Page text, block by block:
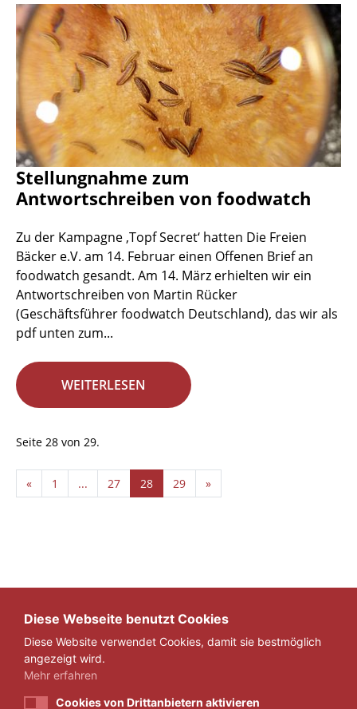
Stellungnahme zum
Antwortschreiben von foodwatch
Zu der Kampagne ‚Topf Secret‘ hatten Die Freien
Bäcker e.V. am 14. Februar einen Offenen Brief an
foodwatch gesandt. Am 14. März erhielten wir ein
Antwortschreiben von Martin Rücker
(Geschäftsführer foodwatch Deutschland), das wir als
pdf unten zum...
WEITERLESEN
Seite 28 von 29.
« 1 ... 27 28 29 »
Diese Webseite benutzt Cookies
Diese Website verwendet Cookies, damit sie bestmöglich
angezeigt wird.
Mehr erfahren
Cookies von Drittanbietern aktivieren